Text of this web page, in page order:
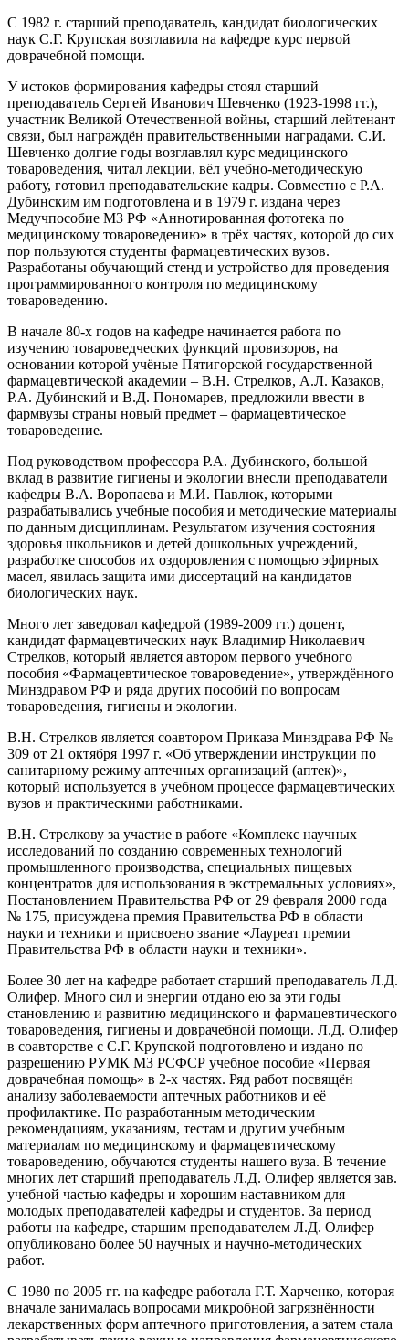
С 1982 г. старший преподаватель, кандидат биологических
наук С.Г. Крупская возглавила на кафедре курс первой
доврачебной помощи.
У истоков формирования кафедры стоял старший
преподаватель Сергей Иванович Шевченко (1923-1998 гг.),
участник Великой Отечественной войны, старший лейтенант
связи, был награждён правительственными наградами. С.И.
Шевченко долгие годы возглавлял курс медицинского
товароведения, читал лекции, вёл учебно-методическую
работу, готовил преподавательские кадры. Совместно с Р.А.
Дубинским им подготовлена и в 1979 г. издана через
Медучпособие МЗ РФ «Аннотированная фототека по
медицинскому товароведению» в трёх частях, которой до сих
пор пользуются студенты фармацевтических вузов.
Разработаны обучающий стенд и устройство для проведения
программированного контроля по медицинскому
товароведению.
В начале 80-х годов на кафедре начинается работа по
изучению товароведческих функций провизоров, на
основании которой учёные Пятигорской государственной
фармацевтической академии – В.Н. Стрелков, А.Л. Казаков,
Р.А. Дубинский и В.Д. Пономарев, предложили ввести в
фармвузы страны новый предмет – фармацевтическое
товароведение.
Под руководством профессора Р.А. Дубинского, большой
вклад в развитие гигиены и экологии внесли преподаватели
кафедры В.А. Воропаева и М.И. Павлюк, которыми
разрабатывались учебные пособия и методические материалы
по данным дисциплинам. Результатом изучения состояния
здоровья школьников и детей дошкольных учреждений,
разработке способов их оздоровления с помощью эфирных
масел, явилась защита ими диссертаций на кандидатов
биологических наук.
Много лет заведовал кафедрой (1989-2009 гг.) доцент,
кандидат фармацевтических наук Владимир Николаевич
Стрелков, который является автором первого учебного
пособия «Фармацевтическое товароведение», утверждённого
Минздравом РФ и ряда других пособий по вопросам
товароведения, гигиены и экологии.
В.Н. Стрелков является соавтором Приказа Минздрава РФ №
309 от 21 октября 1997 г. «Об утверждении инструкции по
санитарному режиму аптечных организаций (аптек)»,
который используется в учебном процессе фармацевтических
вузов и практическими работниками.
В.Н. Стрелкову за участие в работе «Комплекс научных
исследований по созданию современных технологий
промышленного производства, специальных пищевых
концентратов для использования в экстремальных условиях»,
Постановлением Правительства РФ от 29 февраля 2000 года
№ 175, присуждена премия Правительства РФ в области
науки и техники и присвоено звание «Лауреат премии
Правительства РФ в области науки и техники».
Более 30 лет на кафедре работает старший преподаватель Л.Д.
Олифер. Много сил и энергии отдано ею за эти годы
становлению и развитию медицинского и фармацевтического
товароведения, гигиены и доврачебной помощи. Л.Д. Олифер
в соавторстве с С.Г. Крупской подготовлено и издано по
разрешению РУМК МЗ РСФСР учебное пособие «Первая
доврачебная помощь» в 2-х частях. Ряд работ посвящён
анализу заболеваемости аптечных работников и её
профилактике. По разработанным методическим
рекомендациям, указаниям, тестам и другим учебным
материалам по медицинскому и фармацевтическому
товароведению, обучаются студенты нашего вуза. В течение
многих лет старший преподаватель Л.Д. Олифер является зав.
учебной частью кафедры и хорошим наставником для
молодых преподавателей кафедры и студентов. За период
работы на кафедре, старшим преподавателем Л.Д. Олифер
опубликовано более 50 научных и научно-методических
работ.
С 1980 по 2005 гг. на кафедре работала Г.Т. Харченко, которая
вначале занималась вопросами микробной загрязнённости
лекарственных форм аптечного приготовления, а затем стала